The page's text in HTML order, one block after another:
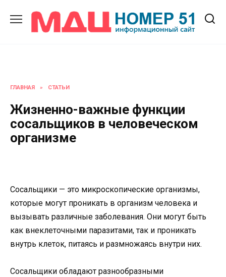
содержанию
ГЛАВНАЯ » СТАТЬИ
Жизненно-важные функции
сосальщиков в человеческом
организме
Сосальщики — это микроскопические организмы,
которые могут проникать в организм человека и
вызывать различные заболевания. Они могут быть
как внеклеточными паразитами, так и проникать
внутрь клеток, питаясь и размножаясь внутри них.
Сосальщики обладают разнообразными